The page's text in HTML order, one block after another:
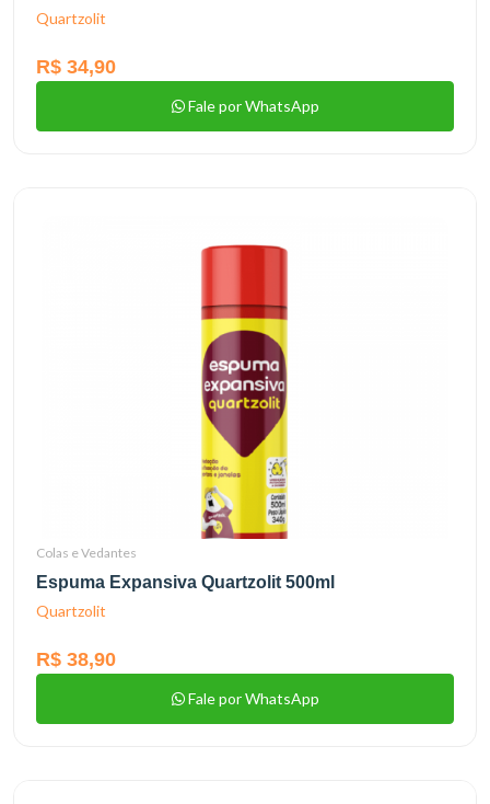
Quartzolit
R$ 34,90
Fale por WhatsApp
Colas e Vedantes
Espuma Expansiva Quartzolit 500ml
Quartzolit
R$ 38,90
Fale por WhatsApp